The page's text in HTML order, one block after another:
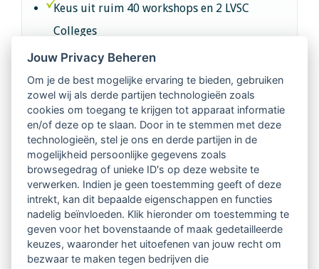
Keus uit ruim 40 workshops en 2 LVSC
Colleges
Intervisie met geregistreerde vakgenoten
Netwerk van 2100 professionals in 14
regio's
Vindbaar voor opdrachtgevers
Tijdschrift voor
Begeleidingskunde & kennisbank
Beroepsregistratie (LVSC keurmerk)
Jouw Privacy Beheren
Om je de best mogelijke ervaring te bieden, gebruiken
zowel wij als derde partijen technologieën zoals
cookies om toegang te krijgen tot apparaat informatie
en/of deze op te slaan. Door in te stemmen met deze
technologieën, stel je ons en derde partijen in de
mogelijkheid persoonlijke gegevens zoals
browsegedrag of unieke ID's op deze website te
verwerken. Indien je geen toestemming geeft of deze
intrekt, kan dit bepaalde eigenschappen en functies
nadelig beïnvloeden. Klik hieronder om toestemming te
geven voor het bovenstaande of maak gedetailleerde
keuzes, waaronder het uitoefenen van jouw recht om
bezwaar te maken tegen bedrijven die